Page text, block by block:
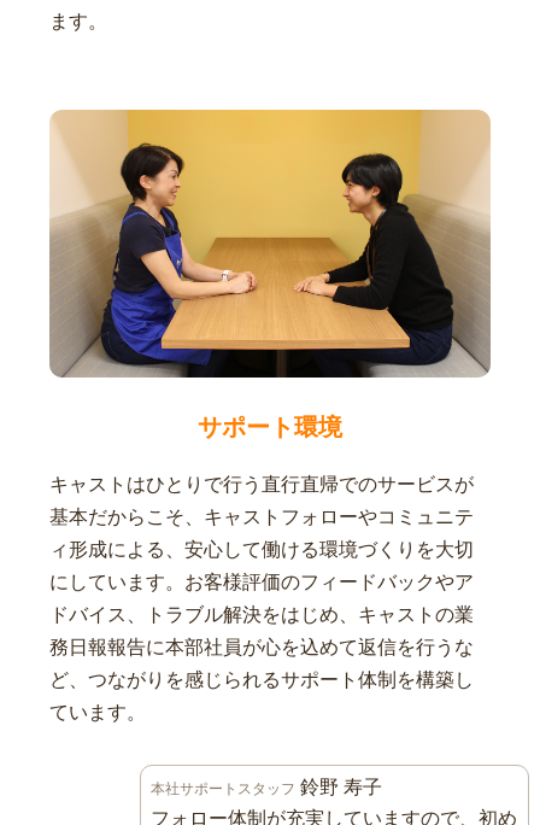
ます。
サポート環境
キャストはひとりで行う直行直帰でのサービスが
基本だからこそ、キャストフォローやコミュニテ
ィ形成による、安心して働ける環境づくりを大切
にしています。お客様評価のフィードバックやア
ドバイス、トラブル解決をはじめ、キャストの業
務日報報告に本部社員が心を込めて返信を行うな
ど、つながりを感じられるサポート体制を構築し
ています。
本社サポートスタッフ 鈴野 寿子
フォロー体制が充実していますので、初め